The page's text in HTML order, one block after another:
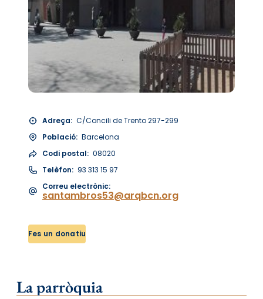
Adreça: C/Concili de Trento 297-299
Població: Barcelona
Codi postal: 08020
Telèfon: 93 313 15 97
Correu electrònic:
santambros53@arqbcn.org
Fes un donatiu
La parròquia